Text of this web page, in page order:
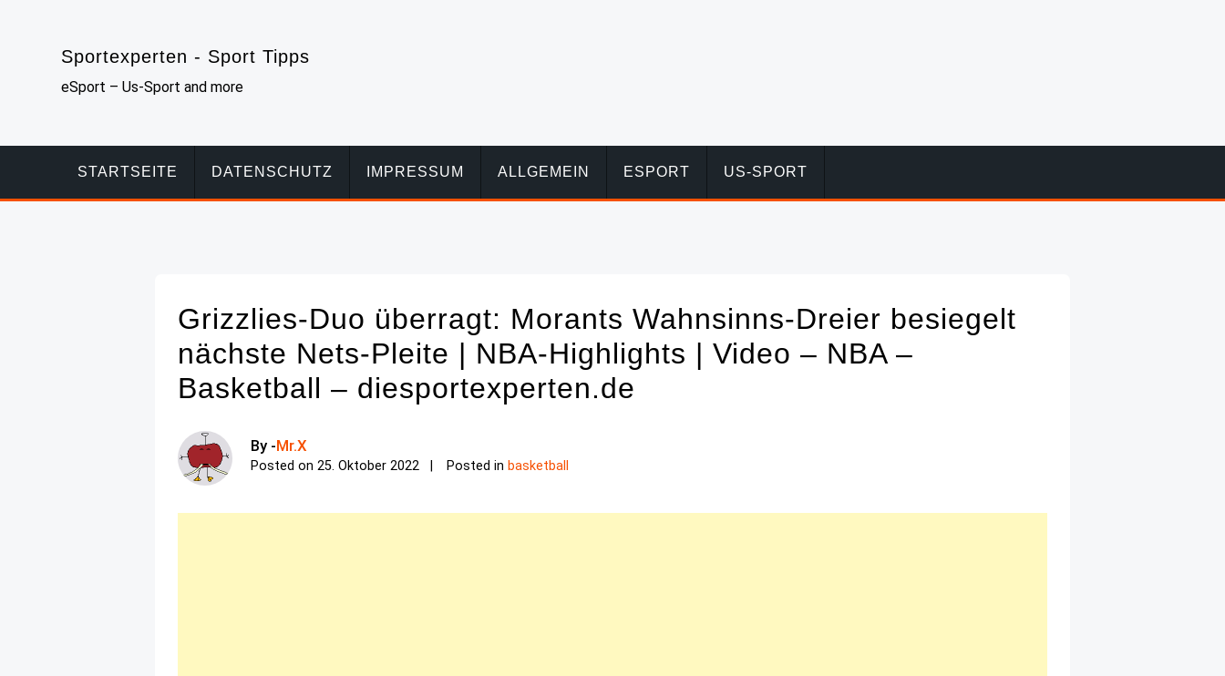
Sportexperten - Sport Tipps
eSport – Us-Sport and more
STARTSEITE DATENSCHUTZ IMPRESSUM ALLGEMEIN ESPORT US-SPORT
Grizzlies-Duo überragt: Morants Wahnsinns-Dreier besiegelt
nächste Nets-Pleite | NBA-Highlights | Video – NBA –
Basketball – diesportexperten.de
By -Mr.X
Posted on25. Oktober 2022 Posted in basketball